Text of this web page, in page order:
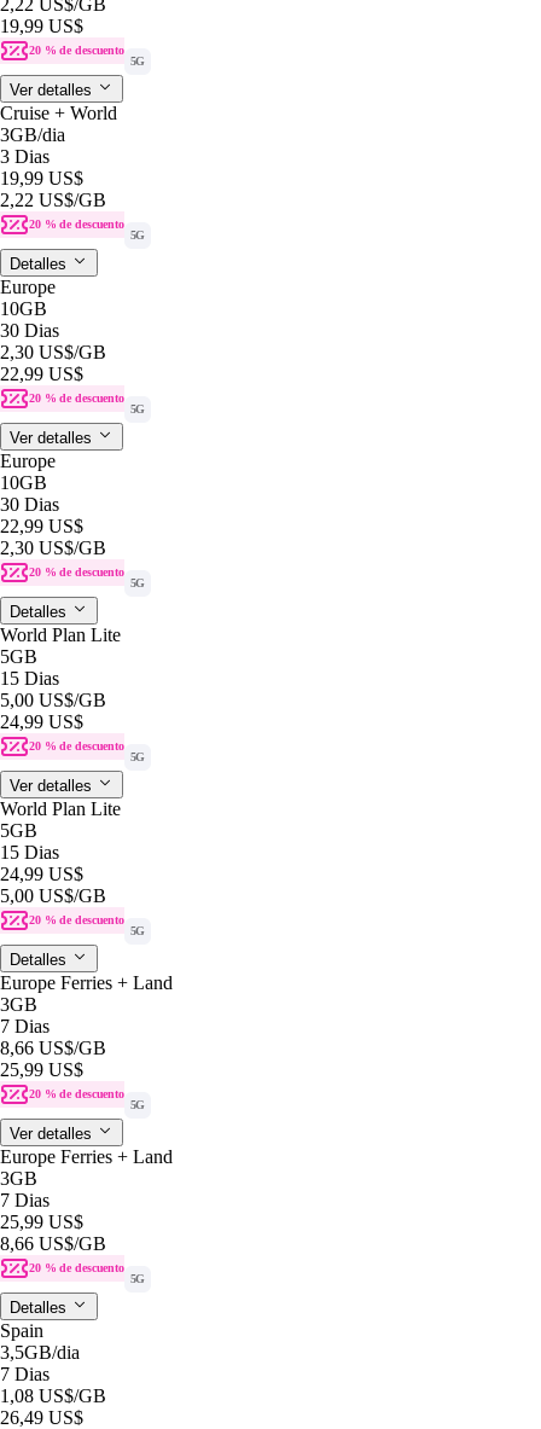
19,99 US$
20 % de descuento
5G
Ver detalles
Cruise + World
3GB/dia
3 Dias
19,99 US$
2,22 US$/GB
20 % de descuento
5G
Detalles
Europe
10GB
30 Dias
2,30 US$/GB
22,99 US$
20 % de descuento
5G
Ver detalles
Europe
10GB
30 Dias
22,99 US$
2,30 US$/GB
20 % de descuento
5G
Detalles
World Plan Lite
5GB
15 Dias
5,00 US$/GB
24,99 US$
20 % de descuento
5G
Ver detalles
World Plan Lite
5GB
15 Dias
24,99 US$
5,00 US$/GB
20 % de descuento
5G
Detalles
Europe Ferries + Land
3GB
7 Dias
8,66 US$/GB
25,99 US$
20 % de descuento
5G
Ver detalles
Europe Ferries + Land
3GB
7 Dias
25,99 US$
8,66 US$/GB
20 % de descuento
5G
Detalles
Spain
3,5GB/dia
7 Dias
1,08 US$/GB
26,49 US$